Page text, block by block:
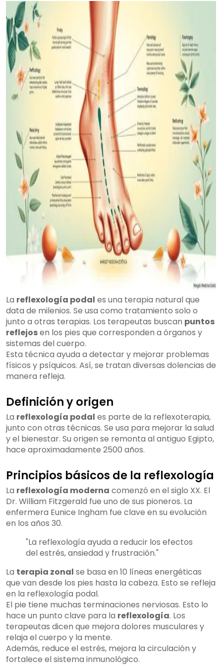
La reflexología podal es una terapia natural que
data de milenios. Se usa como tratamiento solo o
junto a otras terapias. Los terapeutas buscan puntos
reflejosen los pies que corresponden a órganos y
sistemas del cuerpo.
Esta técnica ayuda a detectar y mejorar problemas
físicos y psíquicos. Así, se tratan diversas dolencias de
manera refleja.
Definición y origen
La reflexología podal es parte de la reflexoterapia,
junto con otras técnicas. Se usa para mejorar la salud
y el bienestar. Su origen se remonta al antiguo Egipto,
hace aproximadamente 2500 años.
Principios básicos de la reflexología
La reflexología moderna comenzó en el siglo XX. El
Dr. William Fitzgerald fue uno de sus pioneros. La
enfermera Eunice Ingham fue clave en su evolución
en los años 30.
"La reflexología ayuda a reducir los efectos
del estrés, ansiedad y frustración."
La terapia zonal se basa en 10 líneas energéticas
que van desde los pies hasta la cabeza. Esto se refleja
en la reflexología podal.
El pie tiene muchas terminaciones nerviosas. Esto lo
hace un punto clave para la reflexología. Los
terapeutas dicen que mejora dolores musculares y
relaja el cuerpo y la mente.
Además, reduce el estrés, mejora la circulación y
fortalece el sistema inmunológico.